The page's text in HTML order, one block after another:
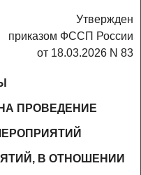
Утвержден
приказом ФССП России
от 18.03.2026 N 83
ПРОВЕДЕНИЕ
В ОТНОШЕНИИ